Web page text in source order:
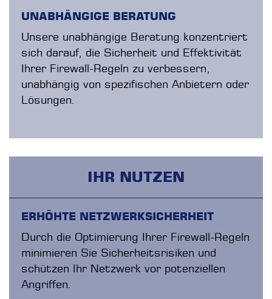
UNABHÄNGIGE BERATUNG
Unsere unabhängige Beratung konzentriert
sich darauf, die Sicherheit und Effektivität
Ihrer Firewall-Regeln zu verbessern,
unabhängig von spezifischen Anbietern oder
Lösungen.
IHR NUTZEN
ERHÖHTE NETZWERKSICHERHEIT
Durch die Optimierung Ihrer Firewall-Regeln
minimieren Sie Sicherheitsrisiken und
schützen Ihr Netzwerk vor potenziellen
Angriffen.